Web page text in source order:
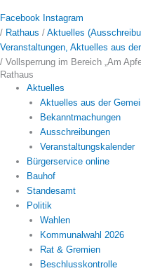
Facebook Instagram
/ Rathaus / Aktuelles
Veranstaltungen, Aktuelles aus
/ Vollsperrung im Bereich „Am
Rathaus
Aktuelles
Aktuelles aus der
Bekanntmachungen
Ausschreibungen
Veranstaltungskalender
Bürgerservice online
Bauhof
Standesamt
Politik
Wahlen
Kommunalwahl 2026
Rat & Gremien
Beschlusskontrolle